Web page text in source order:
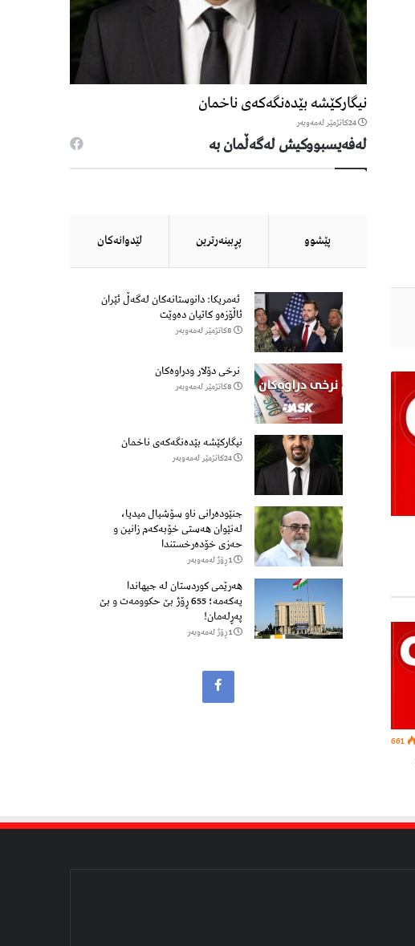
661
نیگارکێشە بێدەنگەکەی ناخمان
24كاتژمێر لەمەوبەر
لەفەیسبووكیش لەگەڵمان بە
پێشوو پڕبینەرترین لێدوانەكان
ئەمریکا: دانوستانەکان لەگەڵ ئێران
ئاڵۆزەو کاتیان دەوێت
8كاتژمێر لەمەوبەر
نرخی دۆلار ودراوەکان
8كاتژمێر لەمەوبەر
نیگارکێشە بێدەنگەکەی ناخمان
24كاتژمێر لەمەوبەر
جنێودەرانی ناو سۆشیال میدیا،
لەنێوان هەستی خۆبەکەم زانین و
حەزی خۆدەرخستندا
1 ڕۆژ لەمەوبەر
هەرێمی کوردستان لە جیهاندا
یەکەمە؛ 655 ڕۆژ بێ حکوومەت و بێ
پەڕلەمان!
1 ڕۆژ لەمەوبەر